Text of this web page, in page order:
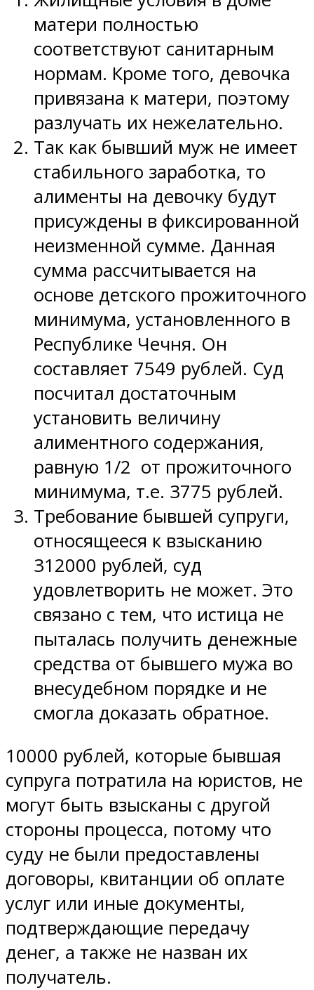
матери полностью
соответствуют санитарным
нормам. Кроме того, девочка
привязана к матери, поэтому
разлучать их нежелательно.
Так как бывший муж не имеет
стабильного заработка, то
алименты на девочку будут
присуждены в фиксированной
неизменной сумме. Данная
сумма рассчитывается на
основе детского прожиточного
минимума, установленного в
Республике Чечня. Он
составляет 7549 рублей. Суд
посчитал достаточным
установить величину
алиментного содержания,
равную 1/2 от прожиточного
минимума, т.е. 3775 рублей.
Требование бывшей супруги,
относящееся к взысканию
312000 рублей, суд
удовлетворить не может. Это
связано с тем, что истица не
пыталась получить денежные
средства от бывшего мужа во
внесудебном порядке и не
смогла доказать обратное.
10000 рублей, которые бывшая
супруга потратила на юристов, не
могут быть взысканы с другой
стороны процесса, потому что
суду не были предоставлены
договоры, квитанции об оплате
услуг или иные документы,
подтверждающие передачу
денег, а также не назван их
получатель.